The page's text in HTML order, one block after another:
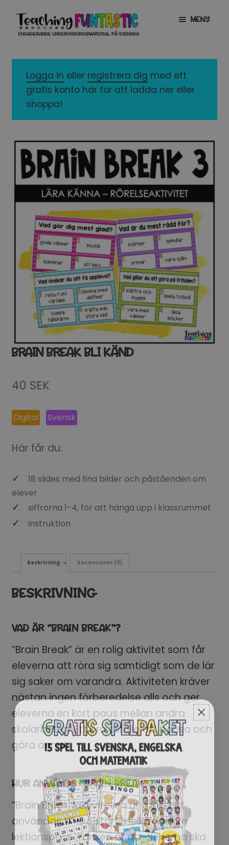
Hoppa
till
navigering
Gå
till
innehåll
MENY
MITT KONTO
GRATISMATERIAL
LICENSER
EXPANDERA
UNDERMENY
TYPSNITT
Logga in eller registrera dig med ett
gratis konto här för att ladda ner eller
shoppa!
BRAIN BREAK BLI KÄND
40 SEK
Digital Svensk
Här får du:
18 slides med fina bilder och påståenden om
elever
siffrorna 1-4, för att hänga upp i klassrummet
instruktion
Beskrivning Recensioner (0)
BESKRIVNING
VAD ÄR “BRAIN BREAK”?
”Brain Break” är en rolig aktivitet som får
eleverna att röra sig samtidigt som de lär
sig saker om varandra. Aktiviteten kräver
nästan ingen förberedelse alls och ger
eleverna en kort paus mellan andra
skolarbeten. Ett bra tillfälle att pausa och
göra annat.
HUR ANVÄNDS “BRAIN BREAK”?
”Brain Break” aktiviteten är tänkt att
användas till skolstart mellan längre
lektionspass. Tanken är att eleverna ska